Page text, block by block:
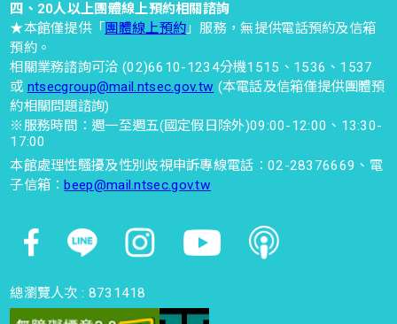
四、20人以上團體線上預約相關諮詢
★本館僅提供「 團體線上預約 」服務，無提供電話預約及信箱
預約。
相關業務諮詢可洽 (02)6610-1234分機1515、1536、1537
或 ntsecgroup@mail.ntsec.gov.tw (本電話及信箱僅提供團體預
約相關問題諮詢)
※服務時間：週一至週五(國定假日除外)09:00-12:00、13:30-
17:00
本館處理性騷擾及性別歧視申訴專線電話：02-28376669、電
子信箱：beep@mail.ntsec.gov.tw
總瀏覽人次 : 8731418